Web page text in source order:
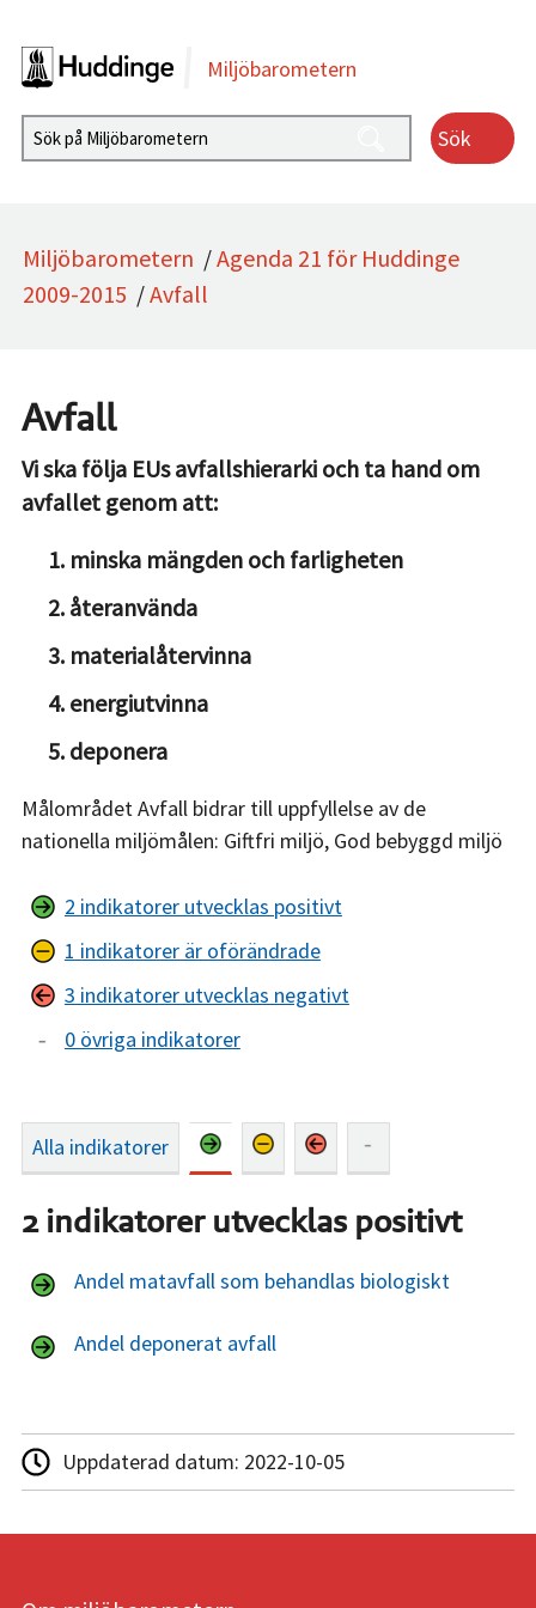
Miljöbarometern
Sök
Miljöbarometern /Agenda 21 för Huddinge
2009-2015 /Avfall
Avfall
Vi ska följa EUs avfallshierarki och ta hand om
avfallet genom att:
minska mängden och farligheten
återanvända
materialåtervinna
energiutvinna
deponera
Målområdet Avfall bidrar till uppfyllelse av de
nationella miljömålen: Giftfri miljö, God bebyggd miljö
2 indikatorer utvecklas positivt
1 indikatorer är oförändrade
3 indikatorer utvecklas negativt
0 övriga indikatorer
Alla indikatorer
2 indikatorer utvecklas positivt
Andel matavfall som behandlas biologiskt
Andel deponerat avfall
Uppdaterad datum: 2022-10-05